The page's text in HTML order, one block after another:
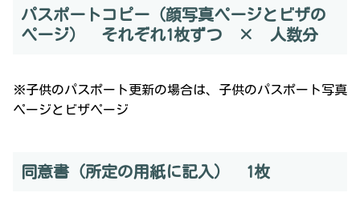
パスポートコピー（顔写真ページとビザの
ページ） それぞれ1枚ずつ × 人数分
※子供のパスポート更新の場合は、子供のパスポート写真
ページとビザページ
同意書（所定の用紙に記入） 1枚